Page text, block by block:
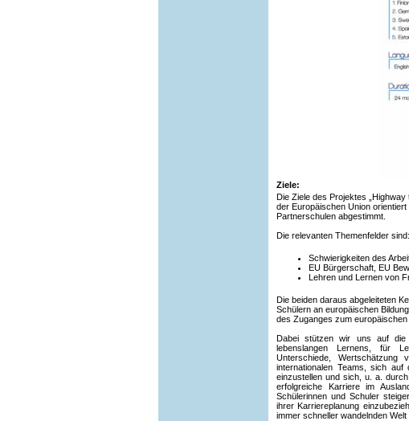
Ziele:
Die Ziele des Projektes
der Europäischen Union
Partnerschulen abgestimmt.
Die relevanten Themenfelder sind:
Schwierigkeiten des
EU Bürgerschaft, EU
Lehren und Lernen von
Die beiden daraus abgeleiteten
Schülern an europäischen
des Zuganges zum europäischen
Dabei stützen wir uns auf die
lebenslangen Lernens, für
Unterschiede, Wertschätzung
internationalen Teams, sich auf
einzustellen und sich, u. a.
erfolgreiche Karriere im
Schülerinnen und Schuler
ihrer Karriereplanung
immer schneller wandelnden